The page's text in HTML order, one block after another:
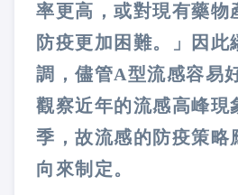
率更高，或對現有藥物
防疫更加困難。」因此
調，儘管A型流感容易
觀察近年的流感高峰現
季，故流感的防疫策略
向來制定。